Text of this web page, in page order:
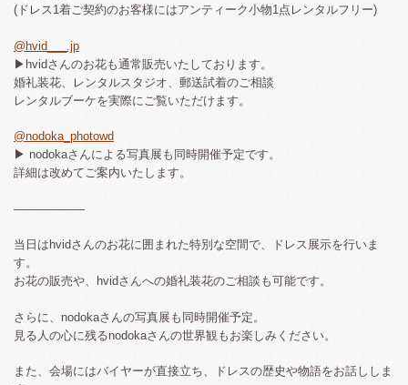
(ドレス1着ご契約のお客様にはアンティーク小物1点レンタルフリー)
@hvid___.jp
▶hvidさんのお花も通常販売いたしております。
婚礼装花、レンタルスタジオ、郵送試着のご相談
レンタルブーケを実際にご覧いただけます。
@nodoka_photowd
▶︎ nodokaさんによる写真展も同時開催予定です。
詳細は改めてご案内いたします。
——————
当日はhvidさんのお花に囲まれた特別な空間で、ドレス展示を行いま
す。
お花の販売や、hvidさんへの婚礼装花のご相談も可能です。
さらに、nodokaさんの写真展も同時開催予定。
見る人の心に残るnodokaさんの世界観もお楽しみください。
また、会場にはバイヤーが直接立ち、ドレスの歴史や物語をお話ししま